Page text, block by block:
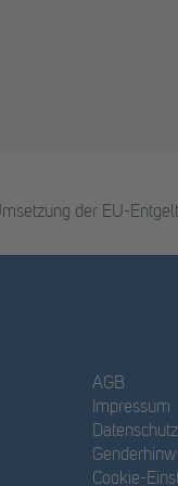
der EU-
AGB
Impressum
Cookie-